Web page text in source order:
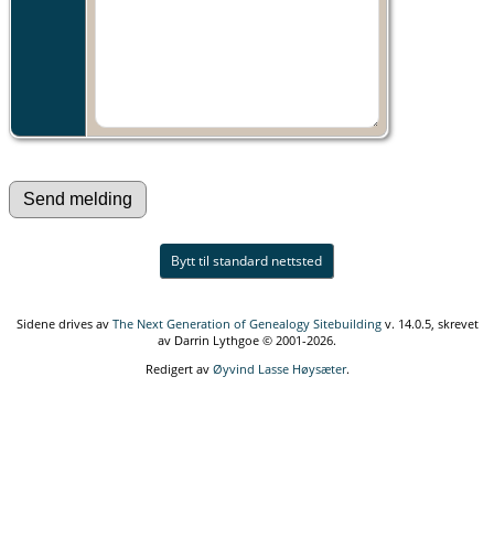
Bytt til standard nettsted
Sidene drives av The Next Generation of Genealogy Sitebuildingv. 14.0.5, skrevet
av Darrin Lythgoe © 2001-2026.
Redigert av Øyvind Lasse Høysæter.